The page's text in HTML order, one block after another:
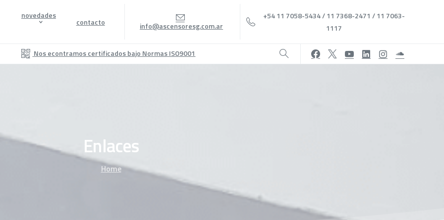
novedades
contacto info@ascensoresg.com.ar
+54 11 7058-5434 / 11 7368-2471 / 11 7063-
1117
Nos econtramos certificados bajo Normas ISO9001
Enlaces
Home